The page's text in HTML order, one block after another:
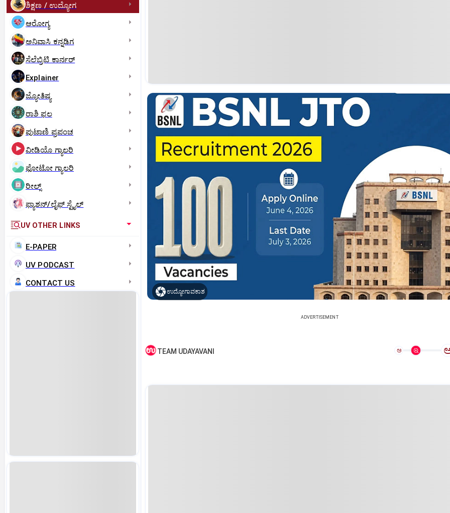
ಶಿಕ್ಷಣ / ಉದ್ಯೋಗ
ಆರೋಗ್ಯ
ಅನಿವಾಸಿ ಕನ್ನಡಿಗ
ಸೆಲೆಬ್ರಿಟಿ ಕಾರ್ನರ್‌
Explainer
ಜ್ಯೋತಿಷ್ಯ
ರಾಶಿ ಫಲ
ಪುಟಾಣಿ ಪ್ರಪಂಚ
ವೀಡಿಯೊ ಗ್ಯಾಲರಿ
ಫೋಟೋ ಗ್ಯಾಲರಿ
ರೀಲ್ಸ್
ಫ್ಯಾಶನ್/ಲೈಫ್‌ ಸ್ಟೈಲ್
UV OTHER LINKS
E-PAPER
UV PODCAST
CONTACT US
ಉದ್ಯೋಗಾವಕಾಶ
ADVERTISEMENT
TEAM UDAYAVANI ಅ